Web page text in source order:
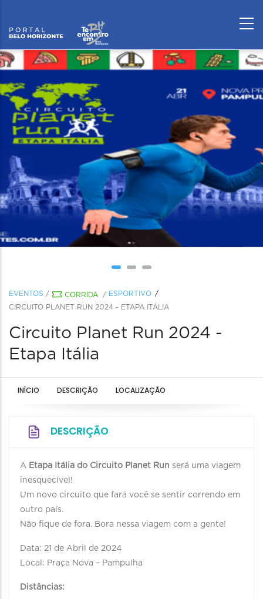
EVENTOS / CORRIDA / ESPORTIVO
CIRCUITO PLANET RUN 2024 - ETAPA ITÁLIA
Circuito Planet Run 2024 -
Etapa Itália
INÍCIO DESCRIÇÃO LOCALIZAÇÃO
DESCRIÇÃO
A Etapa Itália do Circuito Planet Run será uma viagem
inesquecível!
Um novo circuito que fará você se sentir correndo em
outro país.
Não fique de fora. Bora nessa viagem com a gente!
Data: 21 de Abril de 2024
Local: Praça Nova – Pampulha
Distâncias: